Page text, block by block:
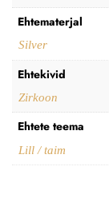
Ehtematerjal
Silver
Ehtekivid
Zirkoon
Ehtete teema
Lill / taim